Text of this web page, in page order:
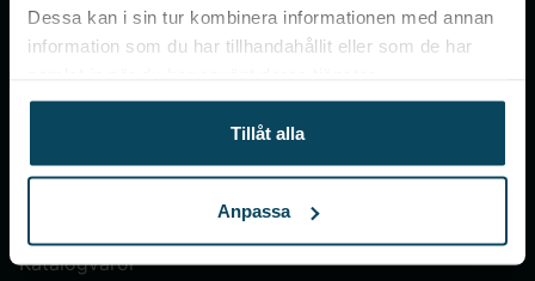
Dessa kan i sin tur kombinera informationen med annan
information som du har tillhandahållit eller som de har
Tillåt alla
Anpassa
Mitt konto
Skapa konto
Konceptutveckling
Katalogvaror